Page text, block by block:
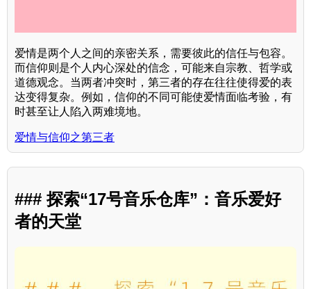
爱情是两个人之间的亲密关系，需要彼此的信任与包容。
而信仰则是个人内心深处的信念，可能来自宗教、哲学或
道德观念。当两者冲突时，第三者的存在往往使得爱的表
达变得复杂。例如，信仰的不同可能使爱情面临考验，有
时甚至让人陷入两难境地。
爱情与信仰之第三者
### 探索“17号音乐仓库”：音乐爱好
者的天堂